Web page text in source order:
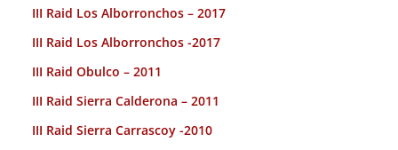
III Raid Los Alborronchos – 2017
III Raid Los Alborronchos -2017
III Raid Obulco – 2011
III Raid Sierra Calderona – 2011
III Raid Sierra Carrascoy -2010